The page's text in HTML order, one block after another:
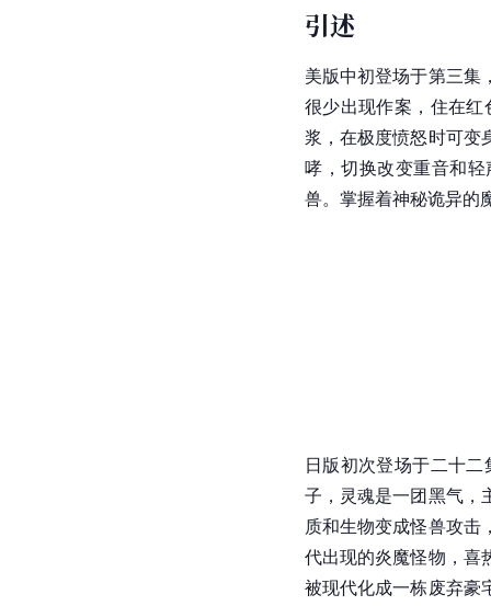
引述
美版中初登场于第三集
很少出现作案，住在
浆，在极度愤怒时可变
哮，切换改变重音和
兽。掌握着神秘诡异的
日版初次登场于二十
子，灵魂是一团黑气，
质和生物变成怪兽攻击
代出现的炎魔怪物，喜
被现代化成一栋废弃豪